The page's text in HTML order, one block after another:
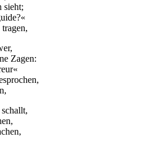
sieht;
Zagen: